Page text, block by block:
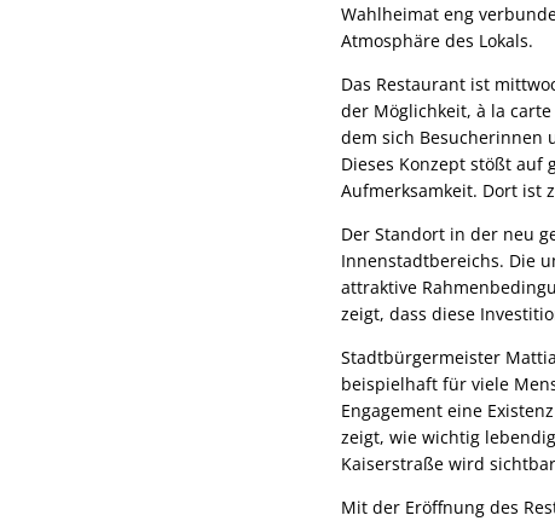
Wahlheimat eng
Atmosphäre des Lokals.
Das Restaurant ist
der Möglichkeit, à la
dem sich Besucherinnen
Dieses Konzept stößt auf
Aufmerksamkeit. Dort ist
Der Standort in der neu
Innenstadtbereichs. Die
attraktive
zeigt, dass diese
Stadtbürgermeister
beispielhaft für viele
Engagement eine
zeigt, wie wichtig
Kaiserstraße wird
Mit der Eröffnung des